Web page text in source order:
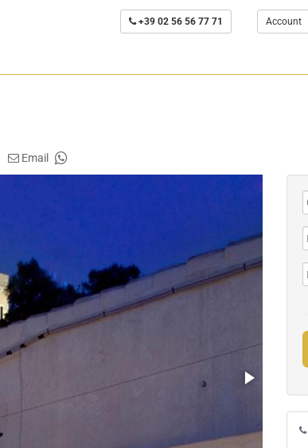
+39 02 56 56 77 71 Account
Email